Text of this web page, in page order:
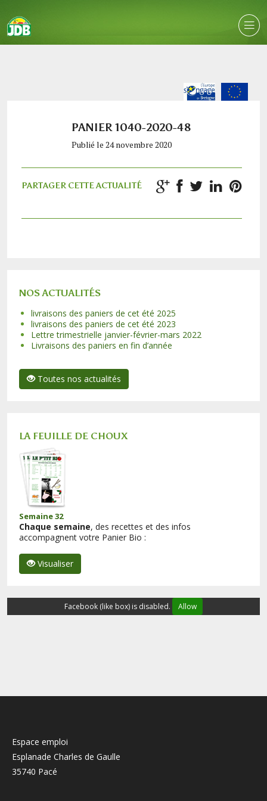
PANIER 1040-2020-48
Publié le 24 novembre 2020
PARTAGER CETTE ACTUALITÉ
NOS ACTUALITÉS
livraisons des paniers de cet été 2025
livraisons des paniers de cet été 2023
Lettre trimestrielle janvier-février-mars 2022
Livraisons des paniers en fin d’année
Toutes nos actualités
LA FEUILLE DE CHOUX
Semaine 32
Chaque semaine, des recettes et des infos
accompagnent votre Panier Bio :
Visualiser
Facebook (like box) is disabled. Allow
Espace emploi
Esplanade Charles de Gaulle
35740 Pacé